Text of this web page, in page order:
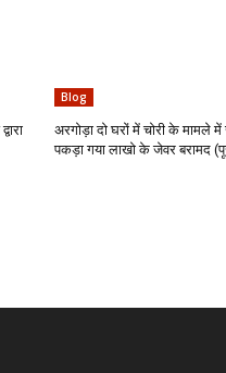
Blog
अरगोड़ा दो घरों में चोरी के मामले
पकड़ा गया लाखो के जेवर बरामद